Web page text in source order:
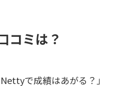
コミは？
で成績はあがる？」